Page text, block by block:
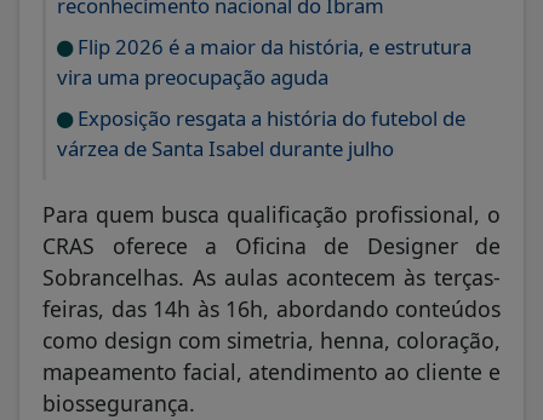
reconhecimento nacional do Ibram
Flip 2026 é a maior da história, e estrutura
vira uma preocupação aguda
Exposição resgata a história do futebol de
várzea de Santa Isabel durante julho
Para quem busca qualificação profissional, o
CRAS oferece a Oficina de Designer de
Sobrancelhas. As aulas acontecem às terças-
feiras, das 14h às 16h, abordando conteúdos
como design com simetria, henna, coloração,
mapeamento facial, atendimento ao cliente e
biossegurança.